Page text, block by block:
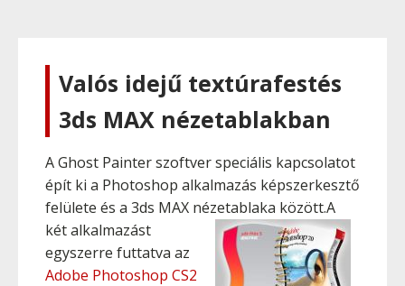
Valós idejű textúrafestés
3ds MAX nézetablakban
A Ghost Painter szoftver speciális kapcsolatot
épít ki a Photoshop alkalmazás képszerkesztő
felülete és a 3ds MAX nézetablaka között.A
két alkalmazást
egyszerre futtatva az
Adobe Photoshop CS2